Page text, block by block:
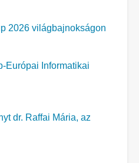
2026 világbajnokságon
Európai Informatikai
dr. Raffai Mária, az